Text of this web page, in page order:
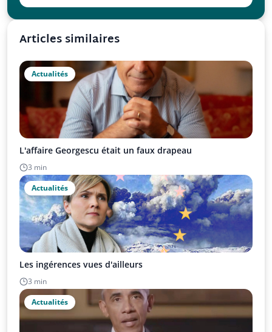
Articles similaires
Actualités
L'affaire Georgescu était un faux drapeau
3 min
Actualités
Les ingérences vues d'ailleurs
3 min
Actualités